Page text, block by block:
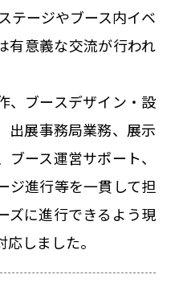
テージやブース内イベ
有意義な交流が行われ
、ブースデザイン・設
出展事務局業務、展示
ース運営サポート、
ジ進行等を一貫して担
ズに進行できるよう現
しました。